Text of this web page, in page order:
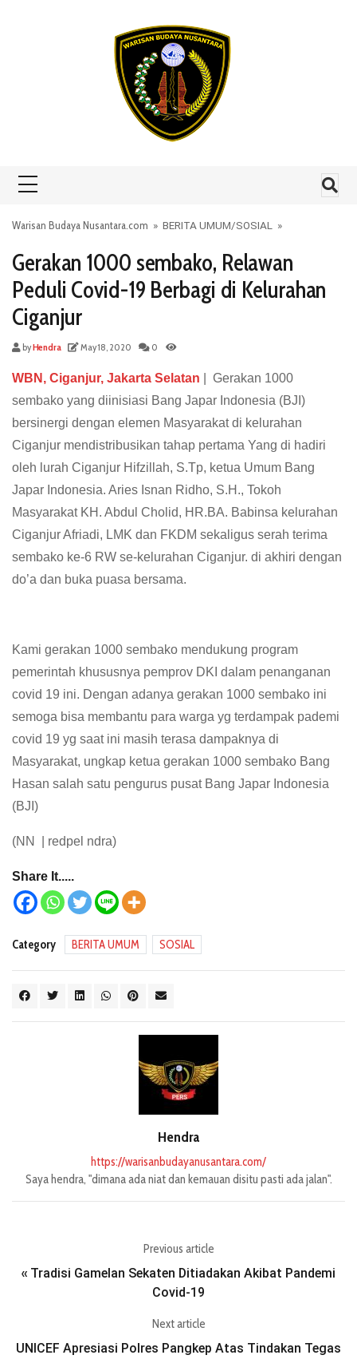
Warisan Budaya Nusantara.com » BERITA UMUM/SOSIAL »
Gerakan 1000 sembako, Relawan
Peduli Covid-19 Berbagi di Kelurahan
Ciganjur
byHendra May 18, 2020 0
WBN, Ciganjur, Jakarta Selatan | Gerakan 1000
sembako yang diinisiasi Bang Japar Indonesia (BJI)
bersinergi dengan elemen Masyarakat di kelurahan
Ciganjur mendistribusikan tahap pertama Yang di hadiri
oleh lurah Ciganjur Hifzillah, S.Tp, ketua Umum Bang
Japar Indonesia. Aries Isnan Ridho, S.H., Tokoh
Masyarakat KH. Abdul Cholid, HR.BA. Babinsa kelurahan
Ciganjur Afriadi, LMK dan FKDM sekaligus serah terima
sembako ke-6 RW se-kelurahan Ciganjur. di akhiri dengan
do’a dan buka puasa bersama.
Kami gerakan 1000 sembako mendukung program
pemerintah khususnya pemprov DKI dalam penanganan
covid 19 ini. Dengan adanya gerakan 1000 sembako ini
semoga bisa membantu para warga yg terdampak pademi
covid 19 yg saat ini masih terasa dampaknya di
Masyarakat, ungkap ketua gerakan 1000 sembako Bang
Hasan salah satu pengurus pusat Bang Japar Indonesia
(BJI)
(NN | redpel ndra)
Share It.....
Category BERITA UMUM SOSIAL
Hendra
https://warisanbudayanusantara.com/
Saya hendra, "dimana ada niat dan kemauan disitu pasti ada jalan".
Previous article
« Tradisi Gamelan Sekaten Ditiadakan Akibat Pandemi
Covid-19
Next article
UNICEF Apresiasi Polres Pangkep Atas Tindakan Tegas